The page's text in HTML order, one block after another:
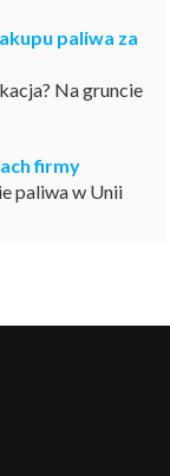
paliwa za
Na gruncie
firmy
paliwa w Unii